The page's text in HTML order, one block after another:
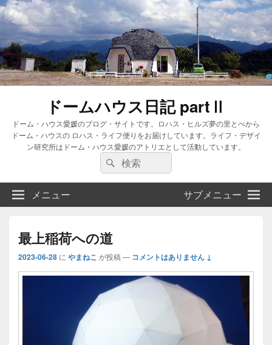
ドームハウス日記 partⅡ
ドーム・ハウス愛媛のブログ・サイトです。ロハス・ヒルズ夢の里とべから
ドーム・ハウスの ロハス・ライフ便りをお届けしています。ライフ・デザイ
ン研究所はドーム・ハウス愛媛のアトリエとして活動しています。
検
索:
検
索
メニュー サブメニュー
最上稲荷への道
2023-06-28 に やまねこ が投稿 — コメントはありません ↓